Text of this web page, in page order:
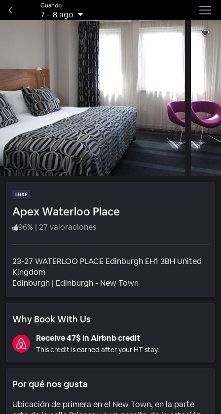
Cuando
7 –8 ago
LUXE
Apex Waterloo Place
96% | 27 valoraciones
23-27 WATERLOO PLACE Edinburgh EH1 3BH United
Kingdom
Edinburgh | Edinburgh - New TownBarrio
Why Book With Us
Receive 47$ in Airbnb credit
This credit is earned after your HT stay.
Por qué nos gusta
Ubicación de primera en el New Town, en la parte